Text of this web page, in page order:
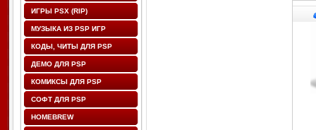
ИГРЫ PSX (RIP)
МУЗЫКА ИЗ PSP ИГР
КОДЫ, ЧИТЫ ДЛЯ PSP
ДЕМО ДЛЯ PSP
КОМИКСЫ ДЛЯ PSP
СОФТ ДЛЯ PSP
HOMEBREW